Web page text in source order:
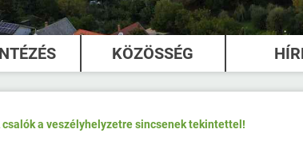
KÖZÖSSÉG
csalók a veszélyhelyzetre sincsenek tekintettel!